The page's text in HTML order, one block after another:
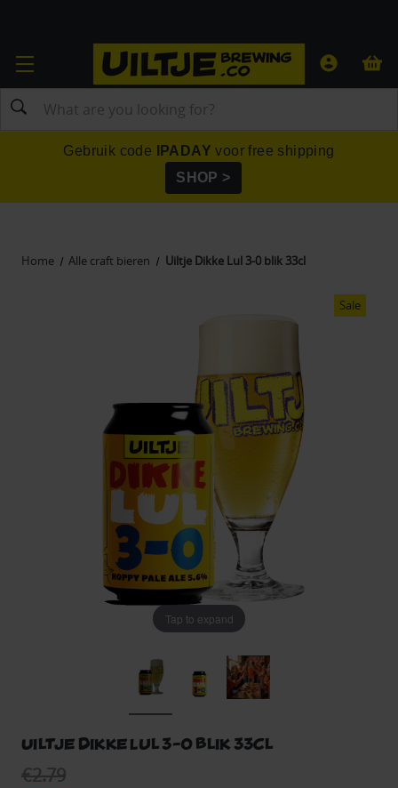
Search
Gebruik code IPADAY voor free shipping
SHOP >
Home Alle craft bieren Uiltje Dikke Lul 3-0 blik 33cl
Tap to expand
Sale
Uiltje Dikke Lul 3-0 blik 33cl
€2.79